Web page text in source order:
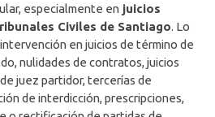
especialmente en juicios
Civiles de Santiago. Lo
en juicios de término de
nulidades de contratos, juicios
juez partidor, tercerías de
de interdicción, prescripciones,